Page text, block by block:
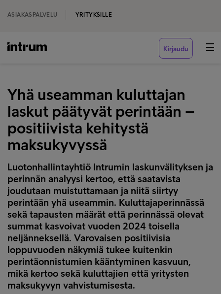
ASIAKASPALVELU YRITYKSILLE
Kirjaudu
Yhä useamman kuluttajan
laskut päätyvät perintään –
positiivista kehitystä
maksukyvyssä
Luotonhallintayhtiö Intrumin laskunvälityksen ja
perinnän analyysi kertoo, että saatavista
joudutaan muistuttamaan ja niitä siirtyy
perintään yhä useammin. Kuluttajaperinnässä
sekä tapausten määrät että perinnässä olevat
summat kasvoivat vuoden 2024 toisella
neljänneksellä. Varovaisen positiivisia
loppuvuoden näkymiä tukee kuitenkin
perintäonnistumien kääntyminen kasvuun,
mikä kertoo sekä kuluttajien että yritysten
maksukyvyn vahvistumisesta.